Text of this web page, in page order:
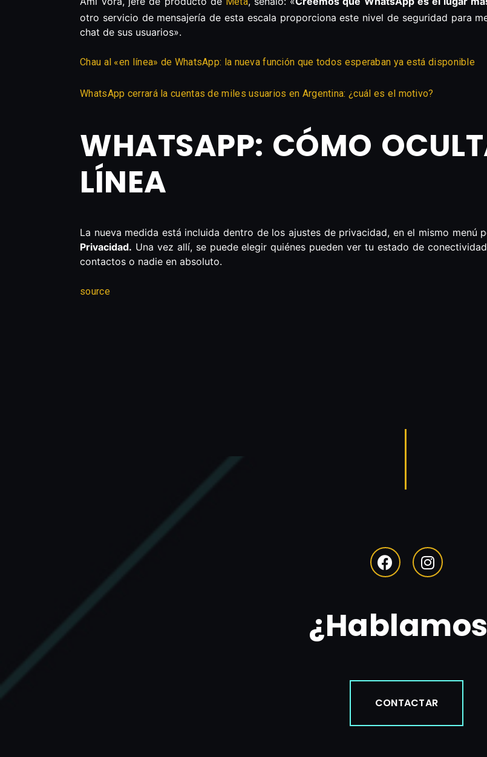
otro servicio de mensajería de esta escala proporciona este nivel de seguridad para
chat de sus usuarios».
Chau al «en línea» de WhatsApp: la nueva función que todos esperaban ya está disponible
WhatsApp cerrará la cuentas de miles usuarios en Argentina: ¿cuál es el motivo?
WHATSAPP: CÓMO
LÍNEA
La nueva medida está incluida dentro de los ajustes de privacidad, en el mismo menú
Privacidad. Una vez allí, se puede elegir quiénes pueden ver tu estado de
contactos o nadie en absoluto.
source
CONTACTAR